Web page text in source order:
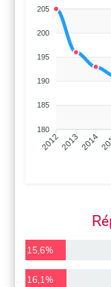
205
200
195
190
185
180
201220132014
15,6%
16,1%